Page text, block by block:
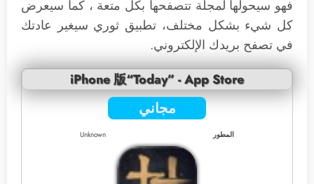
فهو سيحولها لمجلة تتصفحها بكل متعة ، كما سيعرض
كل شيء بشكل مختلف، تطبيق ثوري سيغير عادتك
في تصفح بريدك الإلكتروني.
iPhone 版“Today” - App Store
مجاني
المطور Unknown